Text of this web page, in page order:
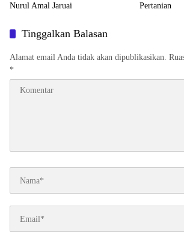
Nurul Amal Jaruai
Pertanian
Tinggalkan Balasan
Alamat email Anda tidak akan dipublikasikan.
*